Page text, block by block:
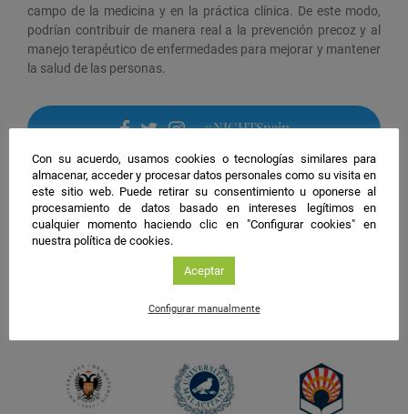
campo de la medicina y en la práctica clínica. De este modo,
podrían contribuir de manera real a la prevención precoz y al
manejo terapéutico de enfermedades para mejorar y mantener
la salud de las personas.
facebook
twitter
instagram
#NIGHTSpain
Con su acuerdo, usamos cookies o tecnologías similares para
almacenar, acceder y procesar datos personales como su visita en
este sitio web. Puede retirar su consentimiento u oponerse al
procesamiento de datos basado en intereses legítimos en
cualquier momento haciendo clic en "Configurar cookies" en
nuestra política de cookies.
Aceptar
Configurar manualmente